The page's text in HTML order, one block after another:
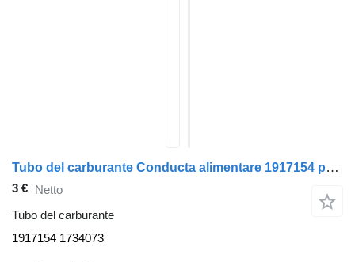
Tubo del carburante Conducta alimentare 1917154 per trattore stradale DAF CF85
3 € Netto
Tubo del carburante
1917154 1734073